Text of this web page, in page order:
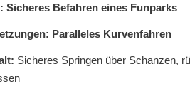
Sicheres Befahren eines Funparks
Paralleles Kurvenfahren
Sicheres Springen über Schanzen,